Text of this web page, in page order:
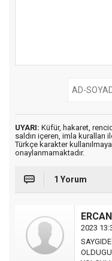
UYARI: Küfür, hakaret,
saldırı içeren, imla kuralları
Türkçe karakter
onaylanmamaktadır.
1 Yorum
2023